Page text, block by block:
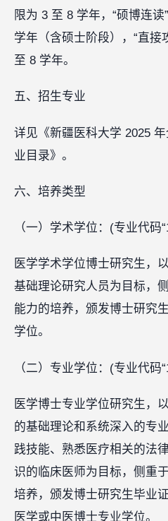
限为 3 至 8 学年，“硕博连
学年（含硕士阶段），“直接
至 8 学年。
五、招生专业
详见《新疆医科大学 2025
业目录》。
六、培养类型
（一）学术学位：(专业代码
医学学术学位博士研究生，
基础理论研究人员为目标，
能力的培养，颁发博士研究
学位。
（二）专业学位：(专业代码
医学博士专业学位研究生，
的基础理论和系统深入的专
践技能、熟悉医疗相关的法
识的临床医师为目标，侧重
培养，颁发博士研究生毕业
医学或中医博士专业学位。